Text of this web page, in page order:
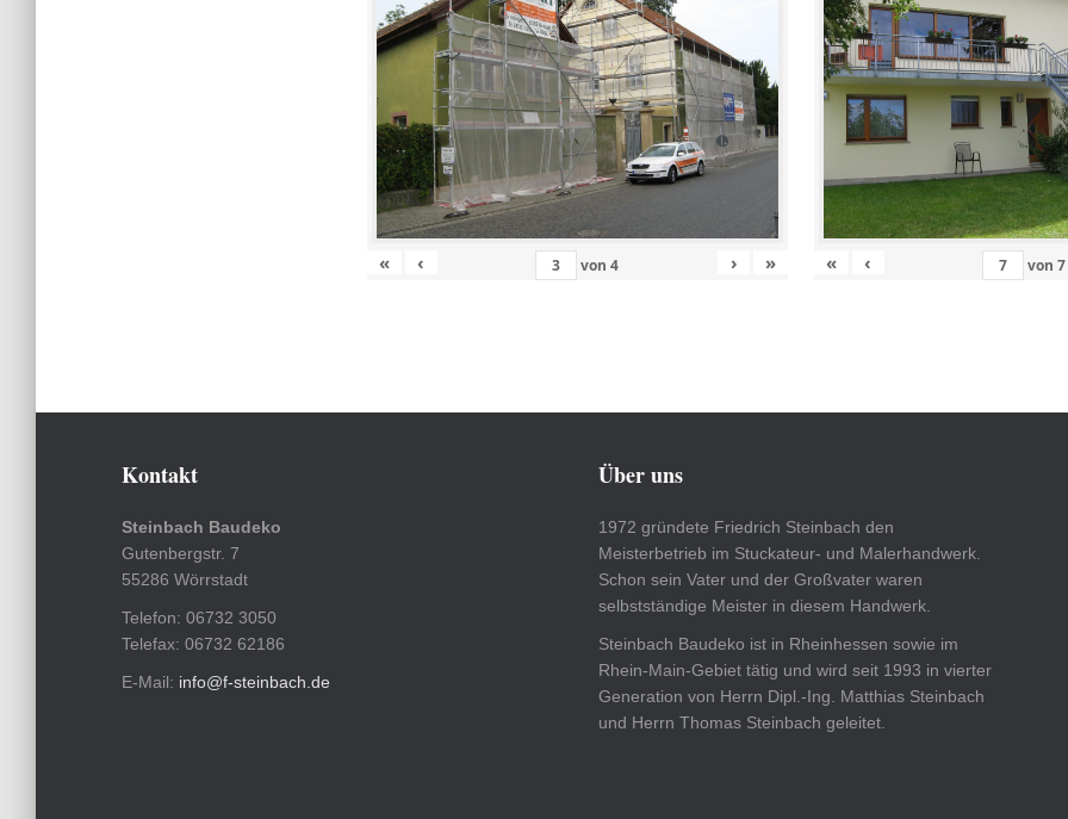
« ‹ von4 › » « ‹ von7
Kontakt
Steinbach Baudeko
Gutenbergstr. 7
55286 Wörrstadt
Telefon: 06732 3050
Telefax: 06732 62186
E-Mail: info@f-steinbach.de
Über uns
1972 gründete Friedrich Steinbach den
Meisterbetrieb im Stuckateur- und Malerhandwerk.
Schon sein Vater und der Großvater waren
selbstständige Meister in diesem Handwerk.
Steinbach Baudeko ist in Rheinhessen sowie im
Rhein-Main-Gebiet tätig und wird seit 1993 in vierter
Generation von Herrn Dipl.-Ing. Matthias Steinbach
und Herrn Thomas Steinbach geleitet.